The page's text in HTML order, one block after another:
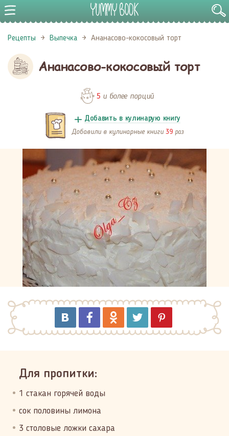
Рецепты Выпечка Ананасово-кокосовый торт
Ананасово-кокосовый торт
5 и более порций
Добавить в кулинарую книгу
Добавили в кулинарные книги 39 раз
Для пропитки:
1 стакан горячей воды
сок половины лимона
3 столовые ложки сахара